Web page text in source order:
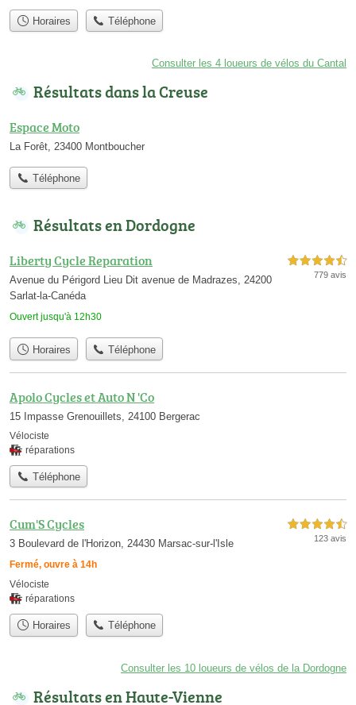
Horaires Téléphone
Consulter les 4 loueurs de vélos du Cantal
Résultats dans la Creuse
Espace Moto
La Forêt, 23400 Montboucher
Téléphone
Résultats en Dordogne
Liberty Cycle Reparation
Avenue du Périgord Lieu Dit avenue de Madrazes, 24200
Sarlat-la-Canéda
Ouvert jusqu'à 12h30
4,5 étoiles sur 5
779 avis
Horaires Téléphone
Apolo Cycles et Auto N 'Co
15 Impasse Grenouillets, 24100 Bergerac
Vélociste
réparations
Téléphone
Cum'S Cycles
3 Boulevard de l'Horizon, 24430 Marsac-sur-l'Isle
Fermé, ouvre à 14h
4,5 étoiles sur 5
123 avis
Vélociste
réparations
Horaires Téléphone
Consulter les 10 loueurs de vélos de la Dordogne
Résultats en Haute-Vienne